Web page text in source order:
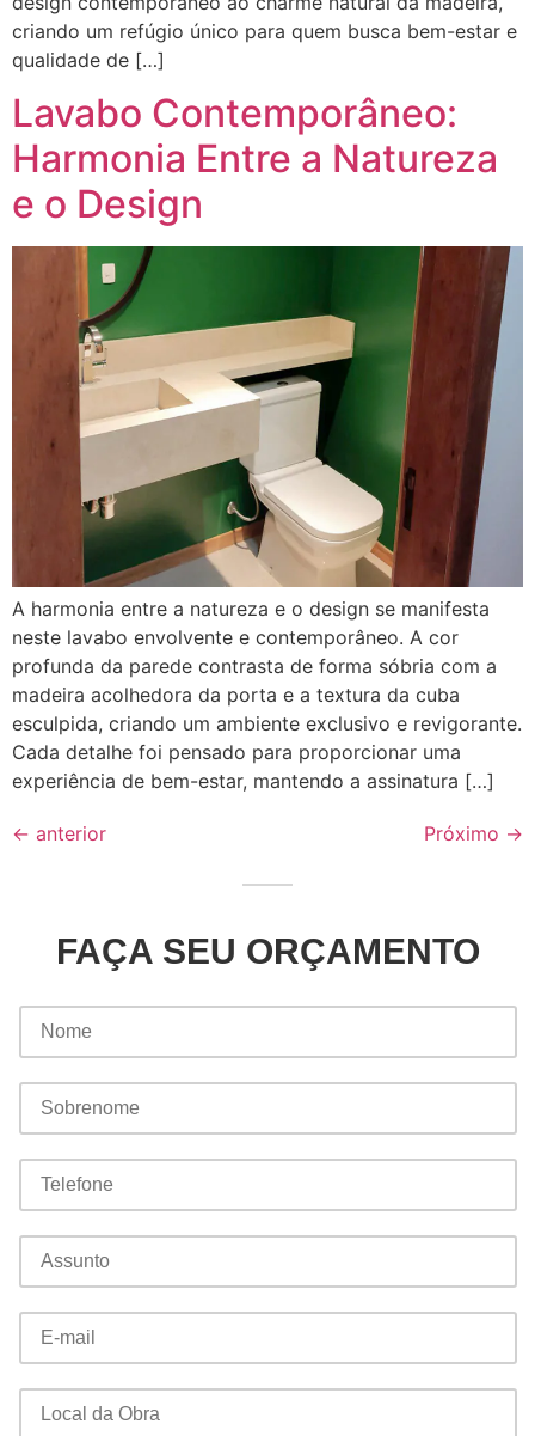
criando um refúgio único para quem busca bem-estar e
qualidade de […]
Lavabo Contemporâneo:
Harmonia Entre a Natureza
e o Design
A harmonia entre a natureza e o design se manifesta
neste lavabo envolvente e contemporâneo. A cor
profunda da parede contrasta de forma sóbria com a
madeira acolhedora da porta e a textura da cuba
esculpida, criando um ambiente exclusivo e revigorante.
Cada detalhe foi pensado para proporcionar uma
experiência de bem-estar, mantendo a assinatura […]
← anterior Próximo →
FAÇA SEU ORÇAMENTO